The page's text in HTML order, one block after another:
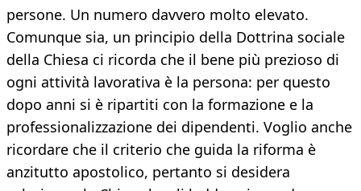
persone. Un numero davvero molto elevato.
Comunque sia, un principio della Dottrina sociale
della Chiesa ci ricorda che il bene più prezioso di
ogni attività lavorativa è la persona: per questo
dopo anni si è ripartiti con la formazione e la
professionalizzazione dei dipendenti. Voglio anche
ricordare che il criterio che guida la riforma è
anzitutto apostolico, pertanto si desidera